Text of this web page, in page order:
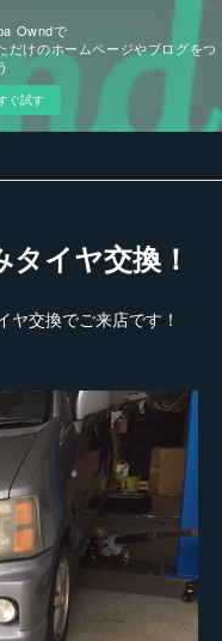
Owndで
だけのホームページやブログをつ
ぐ試す
イヤ交換！
交換でご来店です！